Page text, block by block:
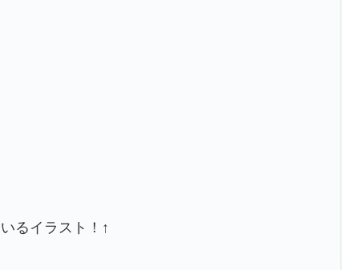
るイラスト！↑